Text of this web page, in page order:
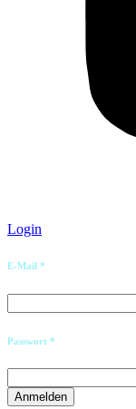
Login
E-Mail *
Passwort *